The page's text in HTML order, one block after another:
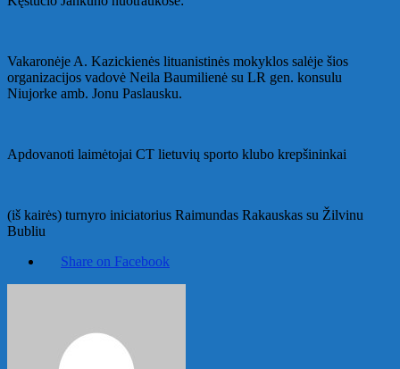
Vakaronėje A. Kazickienės lituanistinės mokyklos salėje šios
organizacijos vadovė Neila Baumilienė su LR gen. konsulu
Niujorke amb. Jonu Paslausku.
Apdovanoti laimėtojai CT lietuvių sporto klubo krepšininkai
(iš kairės) turnyro iniciatorius Raimundas Rakauskas su Žilvinu
Bubliu
Share on Facebook